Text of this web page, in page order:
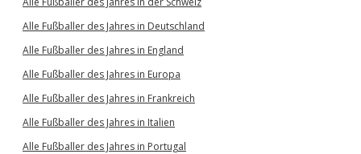
Alle Fußballer des Jahres in Deutschland
Alle Fußballer des Jahres in England
Alle Fußballer des Jahres in Europa
Alle Fußballer des Jahres in Frankreich
Alle Fußballer des Jahres in Italien
Alle Fußballer des Jahres in Portugal